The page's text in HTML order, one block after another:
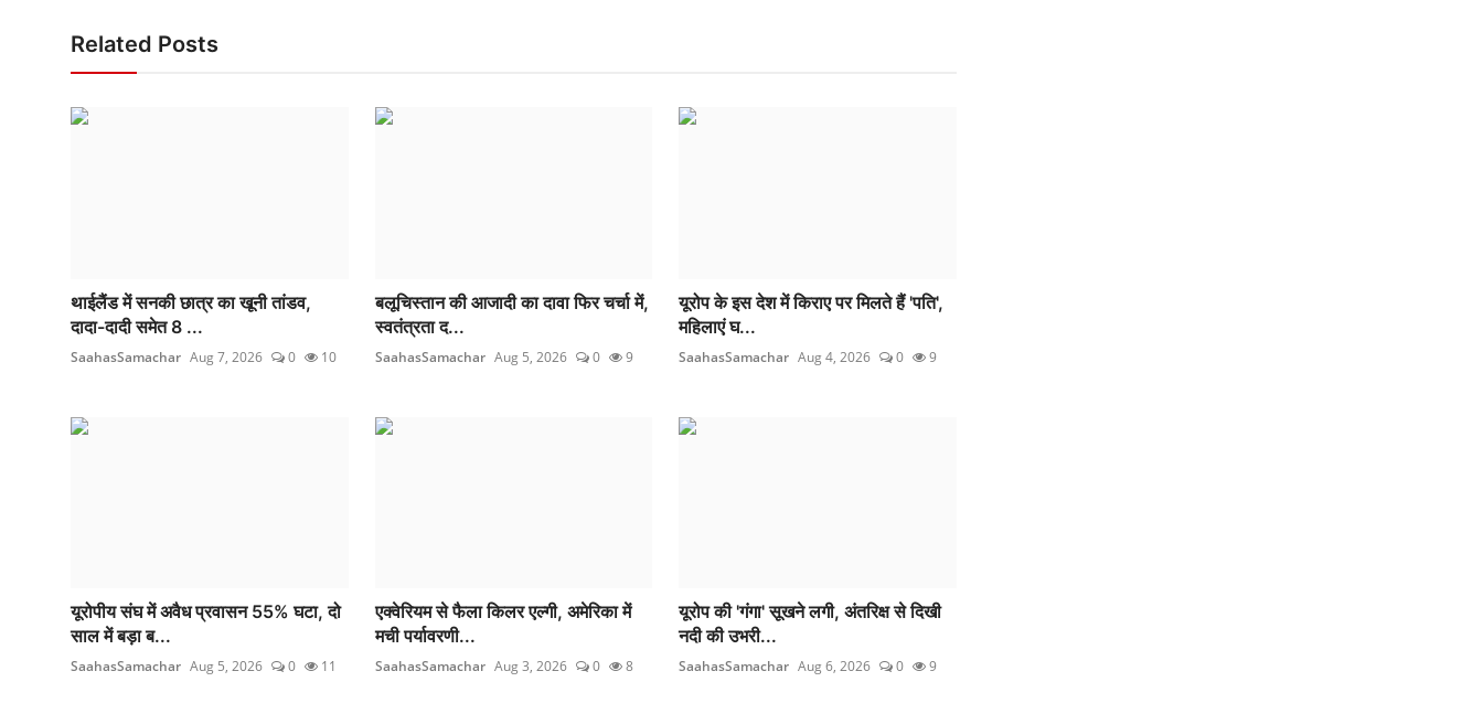
Related Posts
थाईलैंड में सनकी छात्र का खूनी तांडव,
दादा-दादी समेत 8 ...
SaahasSamachar Aug 7, 2026 0 10
बलूचिस्तान की आजादी का दावा फिर चर्चा में,
स्वतंत्रता द...
SaahasSamachar Aug 5, 2026 0 9
यूरोप के इस देश में किराए पर मिलते हैं 'पति',
महिलाएं घ...
SaahasSamachar Aug 4, 2026 0 9
यूरोपीय संघ में अवैध प्रवासन 55% घटा, दो
साल में बड़ा ब...
SaahasSamachar Aug 5, 2026 0 11
एक्वेरियम से फैला किलर एल्गी, अमेरिका में
मची पर्यावरणी...
SaahasSamachar Aug 3, 2026 0 8
यूरोप की 'गंगा' सूखने लगी, अंतरिक्ष से दिखी
नदी की उभरी...
SaahasSamachar Aug 6, 2026 0 9